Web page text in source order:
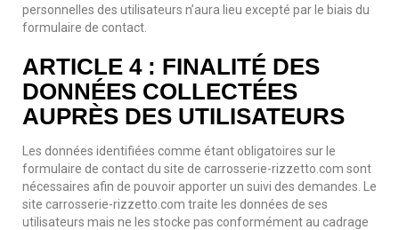
personnelles des utilisateurs n’aura lieu excepté par le biais du
formulaire de contact.
ARTICLE 4 : FINALITÉ DES
DONNÉES COLLECTÉES
AUPRÈS DES UTILISATEURS
Les données identifiées comme étant obligatoires sur le
formulaire de contact du site de carrosserie-rizzetto.com sont
nécessaires afin de pouvoir apporter un suivi des demandes. Le
site carrosserie-rizzetto.com traite les données de ses
utilisateurs mais ne les stocke pas conformément au cadrage